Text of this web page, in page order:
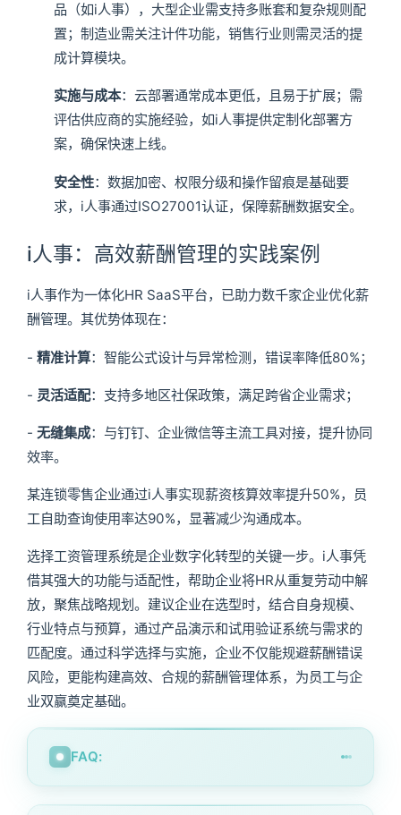
品（如i人事），大型企业需支持多账套和复杂规则配
置；制造业需关注计件功能，销售行业则需灵活的提
成计算模块。
实施与成本：云部署通常成本更低，且易于扩展；需
评估供应商的实施经验，如i人事提供定制化部署方
案，确保快速上线。
安全性：数据加密、权限分级和操作留痕是基础要
求，i人事通过ISO27001认证，保障薪酬数据安全。
i人事：高效薪酬管理的实践案例
i人事作为一体化HR SaaS平台，已助力数千家企业优化薪
酬管理。其优势体现在：
- 精准计算：智能公式设计与异常检测，错误率降低80%；
- 灵活适配：支持多地区社保政策，满足跨省企业需求；
- 无缝集成：与钉钉、企业微信等主流工具对接，提升协同
效率。
某连锁零售企业通过i人事实现薪资核算效率提升50%，员
工自助查询使用率达90%，显著减少沟通成本。
选择工资管理系统是企业数字化转型的关键一步。i人事凭
借其强大的功能与适配性，帮助企业将HR从重复劳动中解
放，聚焦战略规划。建议企业在选型时，结合自身规模、
行业特点与预算，通过产品演示和试用验证系统与需求的
匹配度。通过科学选择与实施，企业不仅能规避薪酬错误
风险，更能构建高效、合规的薪酬管理体系，为员工与企
业双赢奠定基础。
FAQ: